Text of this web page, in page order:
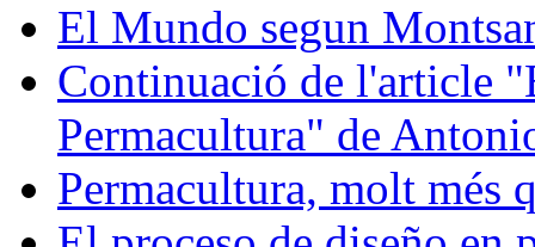
El Mundo segun
Continuació de l'article
Permacultura" de
Permacultura, molt més